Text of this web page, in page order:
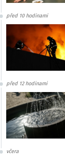
před 10 hodinami
před 12 hodinami
včera